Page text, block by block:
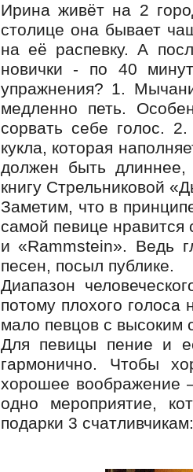
Ирина живёт на 2
столице она бывает
на её распевку. А
новички - по 40
упражнения? 1.
медленно петь.
сорвать себе голос.
кукла, которая
должен быть
книгу Стрельниковой
Заметим, что в
самой певице
и «Rammstein». Ведь
песен, посыл публике.
Диапазон
потому плохого голоса
мало певцов с высоким
Для певицы пение и
гармонично. Чтобы
хорошее воображение
одно мероприятие,
подарки 3